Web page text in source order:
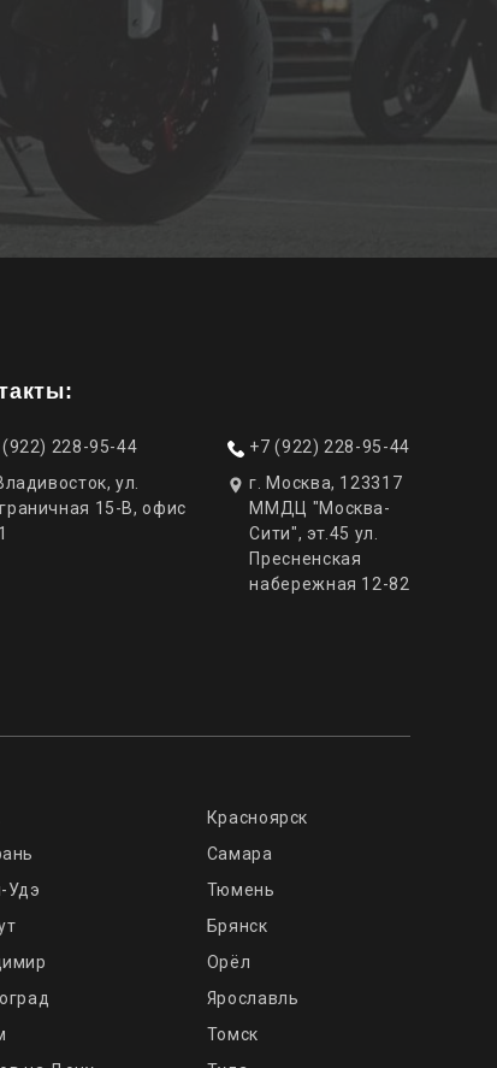
(922) 228-95-44
ул.
15-В, офис
+7 (922) 228-95-44
г. Москва, 123317
ММДЦ "Москва-
Сити", эт.45 ул.
Пресненская
набережная 12-82
Красноярск
Самара
Удэ
Тюмень
Брянск
Орёл
Ярославль
Томск